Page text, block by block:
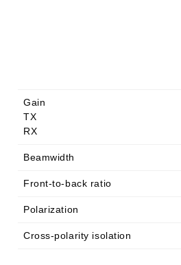
Gain
TX
RX
Beamwidth
Front-to-back ratio
Polarization
Cross-polarity isolation